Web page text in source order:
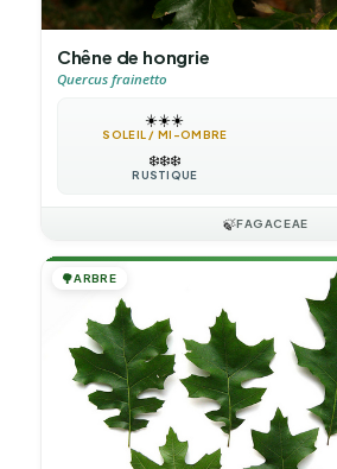
Chêne de hongrie
Quercus frainetto
☀️☀️☀️
SOLEIL / MI-OMBRE
❄️❄️❄️
RUSTIQUE
🍃FAGACEAE
🌳ARBRE